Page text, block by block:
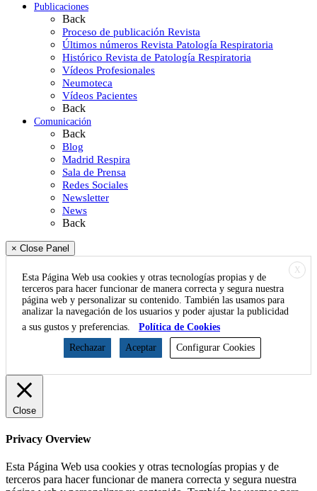
Publicaciones
Back
Proceso de publicación Revista
Últimos números Revista Patología Respiratoria
Histórico Revista de Patología Respiratoria
Vídeos Profesionales
Neumoteca
Vídeos Pacientes
Back
Comunicación
Back
Blog
Madrid Respira
Sala de Prensa
Redes Sociales
Newsletter
News
Back
× Close Panel
X
Esta Página Web usa cookies y otras tecnologías propias y de
terceros para hacer funcionar de manera correcta y segura nuestra
página web y personalizar su contenido. También las usamos para
analizar la navegación de los usuarios y poder ajustar la publicidad
a sus gustos y preferencias.
Política de Cookies
Rechazar
Aceptar Configurar Cookies
Close
Privacy Overview
Esta Página Web usa cookies y otras tecnologías propias y de
terceros para hacer funcionar de manera correcta y segura nuestra